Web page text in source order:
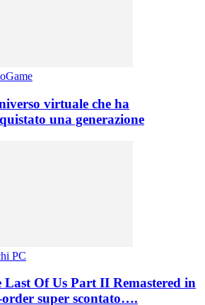
virtuale che ha
una generazione
PC
Last Of Us Part II Remastered in
super scontato….